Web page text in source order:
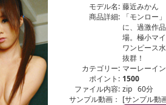
モデル名: 藤近みかん
商品詳細:
「モンロー
に、過激作
場。極小マ
ワンピース
抜群！
カテゴリー: マーレーイ
ポイント: 1500
ファイル内容: zip 60分
サンプル動画： [サンプル動